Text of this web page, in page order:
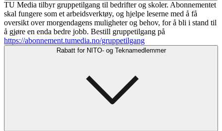
TU Media tilbyr gruppetilgang til bedrifter og skoler. Abonnementet
skal fungere som et arbeidsverktøy, og hjelpe leserne med å få
oversikt over morgendagens muligheter og behov, for å bli i stand til
å gjøre en enda bedre jobb. Bestill gruppetilgang på
https://abonnement.tumedia.no/gruppetilgang
Rabatt for NITO- og Teknamedlemmer